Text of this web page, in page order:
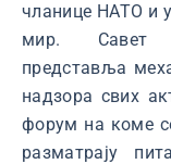
чланице НАТО и
мир. Савет
представља
надзора свих
форум на коме
разматрају